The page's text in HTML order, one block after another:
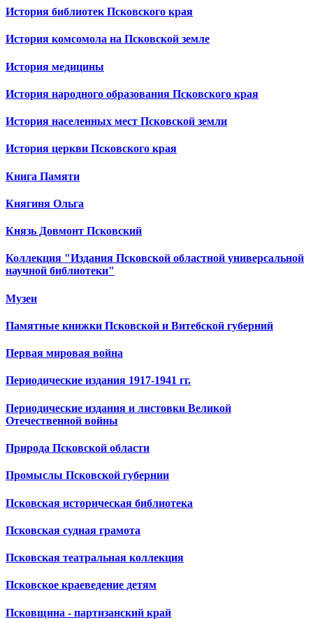
История библиотек Псковского края
История комсомола на Псковской земле
История медицины
История народного образования Псковского края
История населенных мест Псковской земли
История церкви Псковского края
Книга Памяти
Княгиня Ольга
Князь Довмонт Псковский
Коллекция "Издания Псковской областной универсальной
научной библиотеки"
Музеи
Памятные книжки Псковской и Витебской губерний
Первая мировая война
Периодические издания 1917-1941 гг.
Периодические издания и листовки Великой
Отечественной войны
Природа Псковской области
Промыслы Псковской губернии
Псковская историческая библиотека
Псковская судная грамота
Псковская театральная коллекция
Псковское краеведение детям
Псковщина - партизанский край